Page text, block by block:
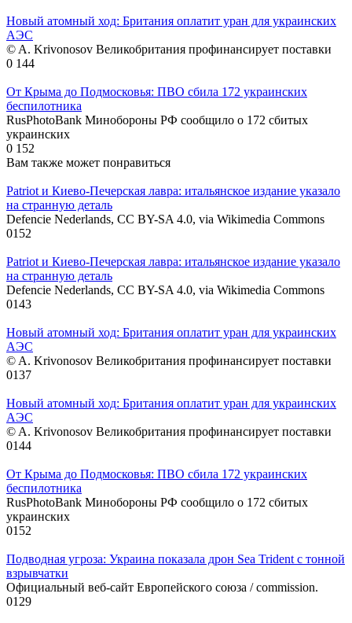
Новый атомный ход: Британия оплатит уран для украинских
АЭС
© A. Krivonosov Великобритания профинансирует поставки
0 144
От Крыма до Подмосковья: ПВО сбила 172 украинских
беспилотника
RusPhotoBank Минобороны РФ сообщило о 172 сбитых
украинских
0 152
Вам также может понравиться
Patriot и Киево-Печерская лавра: итальянское издание указало
на странную деталь
Defencie Nederlands, CC BY-SA 4.0, via Wikimedia Commons
0152
Patriot и Киево-Печерская лавра: итальянское издание указало
на странную деталь
Defencie Nederlands, CC BY-SA 4.0, via Wikimedia Commons
0143
Новый атомный ход: Британия оплатит уран для украинских
АЭС
© A. Krivonosov Великобритания профинансирует поставки
0137
Новый атомный ход: Британия оплатит уран для украинских
АЭС
© A. Krivonosov Великобритания профинансирует поставки
0144
От Крыма до Подмосковья: ПВО сбила 172 украинских
беспилотника
RusPhotoBank Минобороны РФ сообщило о 172 сбитых
украинских
0152
Подводная угроза: Украина показала дрон Sea Trident с тонной
взрывчатки
Официальный веб-сайт Европейского союза / commission.
0129